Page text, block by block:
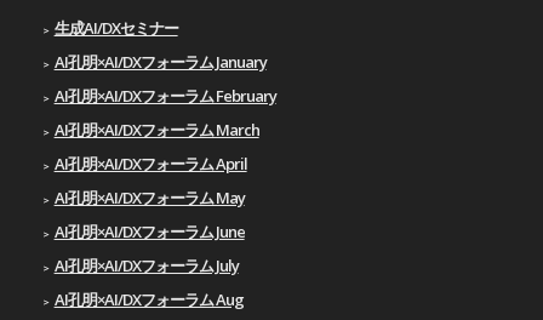
生成AI/DXセミナー
AI孔明×AI/DXフォーラム January
AI孔明×AI/DXフォーラム February
AI孔明×AI/DXフォーラム March
AI孔明×AI/DXフォーラム April
AI孔明×AI/DXフォーラム May
AI孔明×AI/DXフォーラム June
AI孔明×AI/DXフォーラム July
AI孔明×AI/DXフォーラム Aug